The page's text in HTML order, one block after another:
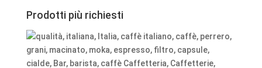
Prodotti più richiesti